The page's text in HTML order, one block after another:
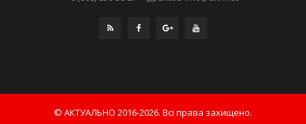
© АКТУАЛЬНО 2016-2026. Всі права захищено.